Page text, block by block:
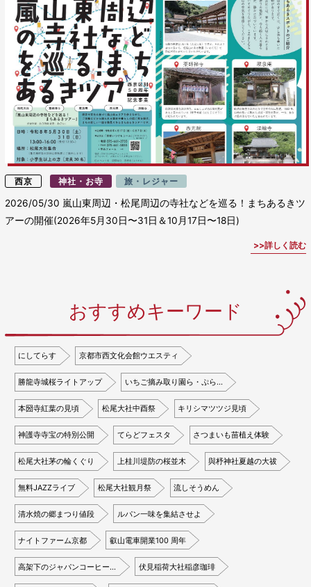
西京 神社・お寺 旅・レジャー
2026/05/30 嵐山東周辺・松尾周辺の寺社などを巡る！まちあるきツ
アーの開催(2026年5月30日〜31日＆10月17日〜18日)
詳しく読む
おすすめキーワード
にしてらす 京都市西文化会館ウエスティ
勝龍寺城桜ライトアップ いちご摘み取り園ら・ぷら…
本圀寺紅葉の見頃 松尾大社中酉祭 キリシマツツジ見頃
神護寺寺宝の特別公開 てらどフェスタ さつまいも苗植え体験
松尾大社茅の輪くぐり 上桂川堤防の桜並木 與杼神社夏越の大祓
無料JAZZライブ 松尾大社観月祭 流しそうめん
清水焼の郷まつり値段 ルパン一味を集結させよ
ナイトファーム京都 叡山電車開業100 周年
高架下のジャパンコーヒー… 伏見稲荷大社稲彦珈琲